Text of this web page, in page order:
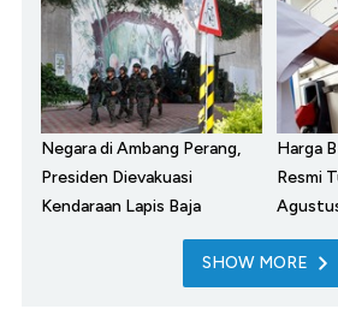
Negara di Ambang Perang,
Presiden Dievakuasi
Kendaraan Lapis Baja
Harga
Resmi
SHOW MORE